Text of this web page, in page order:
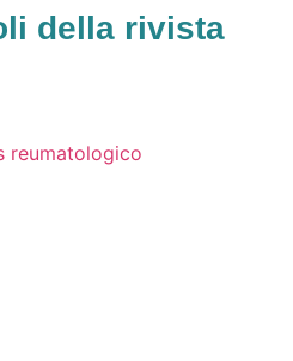
della rivista